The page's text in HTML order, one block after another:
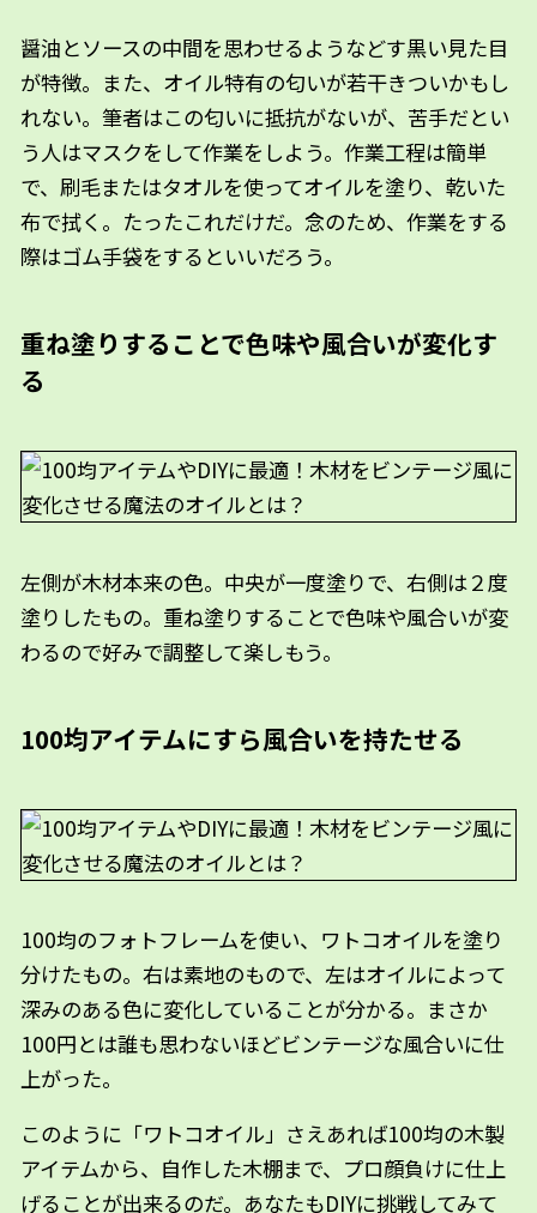
醤油とソースの中間を思わせるようなどす黒い見た目
が特徴。また、オイル特有の匂いが若干きついかもし
れない。筆者はこの匂いに抵抗がないが、苦手だとい
う人はマスクをして作業をしよう。作業工程は簡単
で、刷毛またはタオルを使ってオイルを塗り、乾いた
布で拭く。たったこれだけだ。念のため、作業をする
際はゴム手袋をするといいだろう。
重ね塗りすることで色味や風合いが変化す
る
左側が木材本来の色。中央が一度塗りで、右側は２度
塗りしたもの。重ね塗りすることで色味や風合いが変
わるので好みで調整して楽しもう。
100均アイテムにすら風合いを持たせる
100均のフォトフレームを使い、ワトコオイルを塗り
分けたもの。右は素地のもので、左はオイルによって
深みのある色に変化していることが分かる。まさか
100円とは誰も思わないほどビンテージな風合いに仕
上がった。
このように「ワトコオイル」さえあれば100均の木製
アイテムから、自作した木棚まで、プロ顔負けに仕上
げることが出来るのだ。あなたもDIYに挑戦してみて